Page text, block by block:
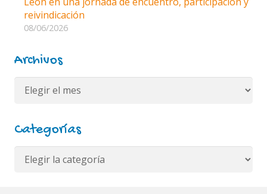
reivindicación
08/06/2026
Archivos
Archivos
Categorías
Categorías